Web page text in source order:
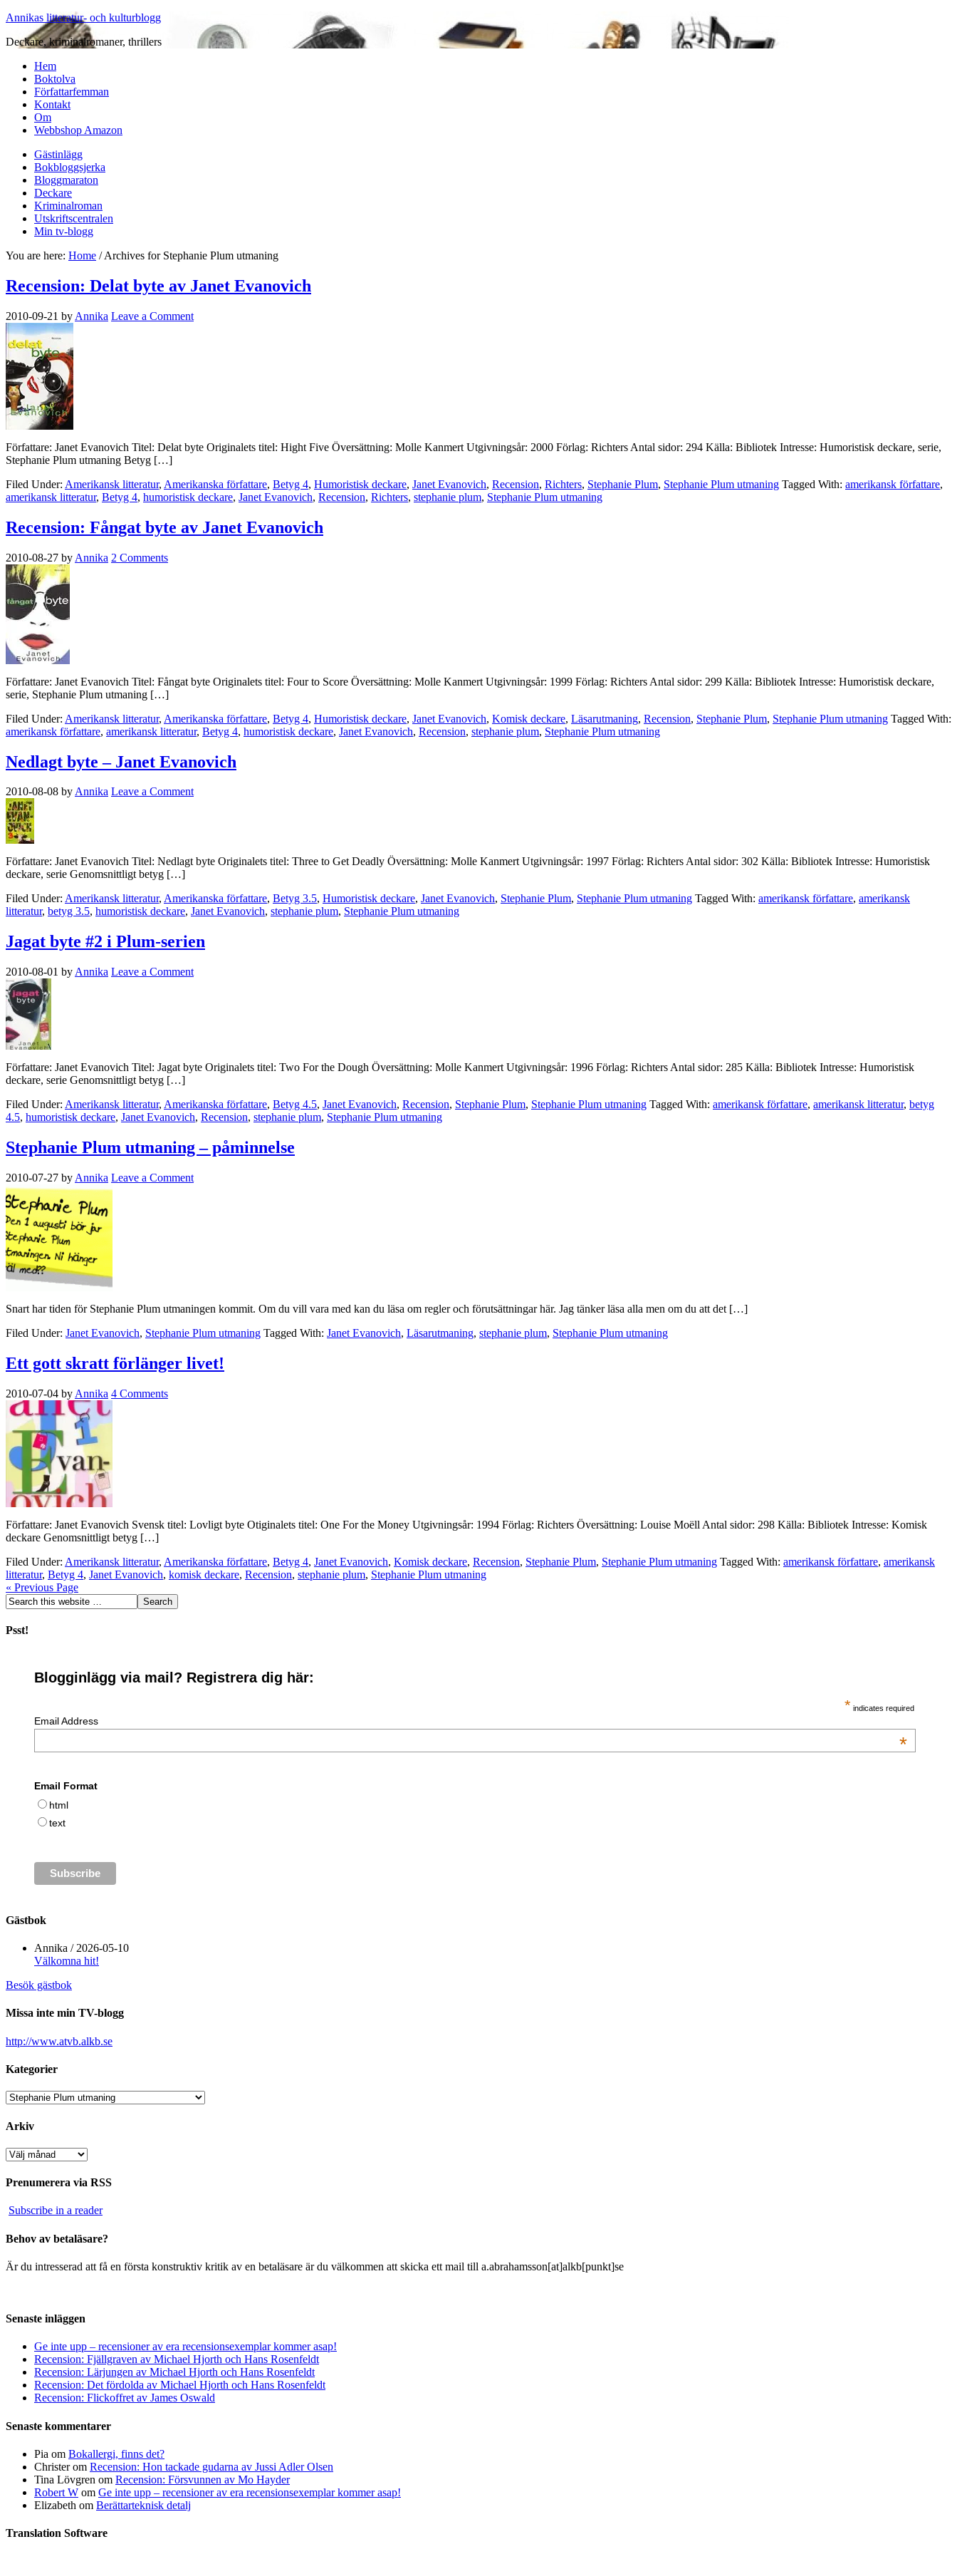
Annikas litteratur- och kulturblogg
Deckare, kriminalromaner, thrillers
Hem
Boktolva
Författarfemman
Kontakt
Om
Webbshop Amazon
Gästinlägg
Bokbloggsjerka
Bloggmaraton
Deckare
Kriminalroman
Utskriftscentralen
Min tv-blogg
You are here: Home /Archives for Stephanie Plum utmaning
Recension: Delat byte av Janet Evanovich
2010-09-21 by Annika Leave a Comment
Författare: Janet Evanovich Titel: Delat byte Originalets titel: Hight Five Översättning: Molle Kanmert Utgivningsår: 2000 Förlag: Richters Antal sidor: 294 Källa: Bibliotek Intresse: Humoristisk deckare, serie,
Stephanie Plum utmaning Betyg […]
Filed Under: Amerikansk litteratur, Amerikanska författare, Betyg 4, Humoristisk deckare, Janet Evanovich, Recension, Richters, Stephanie Plum, Stephanie Plum utmaning Tagged With: amerikansk författare,
amerikansk litteratur, Betyg 4, humoristisk deckare, Janet Evanovich, Recension, Richters, stephanie plum, Stephanie Plum utmaning
Recension: Fångat byte av Janet Evanovich
2010-08-27 by Annika 2 Comments
Författare: Janet Evanovich Titel: Fångat byte Originalets titel: Four to Score Översättning: Molle Kanmert Utgivningsår: 1999 Förlag: Richters Antal sidor: 299 Källa: Bibliotek Intresse: Humoristisk deckare,
serie, Stephanie Plum utmaning […]
Filed Under: Amerikansk litteratur, Amerikanska författare, Betyg 4, Humoristisk deckare, Janet Evanovich, Komisk deckare, Läsarutmaning, Recension, Stephanie Plum, Stephanie Plum utmaning Tagged With:
amerikansk författare, amerikansk litteratur, Betyg 4, humoristisk deckare, Janet Evanovich, Recension, stephanie plum, Stephanie Plum utmaning
Nedlagt byte – Janet Evanovich
2010-08-08 byAnnika Leave a Comment
Författare: Janet Evanovich Titel: Nedlagt byte Originalets titel: Three to Get Deadly Översättning: Molle Kanmert Utgivningsår: 1997 Förlag: Richters Antal sidor: 302 Källa: Bibliotek Intresse: Humoristisk
deckare, serie Genomsnittligt betyg […]
Filed Under: Amerikansk litteratur, Amerikanska författare, Betyg 3.5, Humoristisk deckare, Janet Evanovich, Stephanie Plum, Stephanie Plum utmaning Tagged With: amerikansk författare, amerikansk
litteratur, betyg 3.5, humoristisk deckare, Janet Evanovich, stephanie plum, Stephanie Plum utmaning
Jagat byte #2 i Plum-serien
2010-08-01 by Annika Leave a Comment
Författare: Janet Evanovich Titel: Jagat byte Originalets titel: Two For the Dough Översättning: Molle Kanmert Utgivningsår: 1996 Förlag: Richters Antal sidor: 285 Källa: Bibliotek Intresse: Humoristisk
deckare, serie Genomsnittligt betyg […]
Filed Under: Amerikansk litteratur, Amerikanska författare, Betyg 4.5, Janet Evanovich, Recension, Stephanie Plum, Stephanie Plum utmaning Tagged With: amerikansk författare, amerikansk litteratur, betyg
4.5, humoristisk deckare, Janet Evanovich, Recension, stephanie plum, Stephanie Plum utmaning
Stephanie Plum utmaning – påminnelse
2010-07-27 by Annika Leave a Comment
Snart har tiden för Stephanie Plum utmaningen kommit. Om du vill vara med kan du läsa om regler och förutsättningar här. Jag tänker läsa alla men om du att det […]
Filed Under: Janet Evanovich, Stephanie Plum utmaning Tagged With: Janet Evanovich, Läsarutmaning, stephanie plum, Stephanie Plum utmaning
Ett gott skratt förlänger livet!
2010-07-04 by Annika 4 Comments
Författare: Janet Evanovich Svensk titel: Lovligt byte Otiginalets titel: One For the Money Utgivningsår: 1994 Förlag: Richters Översättning: Louise Moëll Antal sidor: 298 Källa: Bibliotek Intresse: Komisk
deckare Genomsnittligt betyg […]
Filed Under: Amerikansk litteratur, Amerikanska författare, Betyg 4, Janet Evanovich, Komisk deckare, Recension, Stephanie Plum, Stephanie Plum utmaning Tagged With: amerikansk författare, amerikansk
litteratur, Betyg 4, Janet Evanovich, komisk deckare, Recension, stephanie plum, Stephanie Plum utmaning
« Previous Page
Psst!
Blogginlägg via mail? Registrera dig här:
* indicates required
Email Address
*
Email Format
html
text
Gästbok
Annika / 2026-05-10
Välkomna hit!
Besök gästbok
Missa inte min TV-blogg
http://www.atvb.alkb.se
Kategorier
Kategorier
Arkiv
Arkiv
Prenumerera via RSS
Subscribe in a reader
Behov av betaläsare?
Är du intresserad att få en första konstruktiv kritik av en betaläsare är du välkommen att skicka ett mail till a.abrahamsson[at]alkb[punkt]se
Senaste inläggen
Ge inte upp – recensioner av era recensionsexemplar kommer asap!
Recension: Fjällgraven av Michael Hjorth och Hans Rosenfeldt
Recension: Lärjungen av Michael Hjorth och Hans Rosenfeldt
Recension: Det fördolda av Michael Hjorth och Hans Rosenfeldt
Recension: Flickoffret av James Oswald
Senaste kommentarer
Pia om Bokallergi, finns det?
Christerom Recension: Hon tackade gudarna av Jussi Adler Olsen
Tina Lövgren om Recension: Försvunnen av Mo Hayder
Robert W om Ge inte upp – recensioner av era recensionsexemplar kommer asap!
Elizabeth om Berättarteknisk detalj
Translation Software